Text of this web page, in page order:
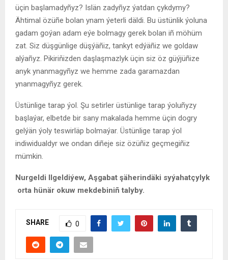
üçin başlamadyñyz? Islän zadyñyz ýatdan çykdymy?
Ähtimal özüñe bolan ynam ýeterli däldi. Bu üstünlik ýoluna
gadam goýan adam eýe bolmagy gerek bolan iñ möhüm
zat. Siz düşgünlige düşýäñiz, tankyt edýäñiz we goldaw
alýañyz. Pikiriňizden daşlaşmazlyk üçin siz öz güýjüñize
anyk ynanmagyñyz we hemme zada garamazdan
ynanmagyñyz gerek.
Üstünlige tarap ýol. Şu setirler üstünlige tarap ýoluñyzy
başlaýar, elbetde bir sany makalada hemme üçin dogry
gelýän ýoly teswirläp bolmaýar. Üstünlige tarap ýol
indiwidualdyr we ondan diñeje siz özüñiz geçmegiñiz
mümkin.
Nurgeldi Ilgeldiýew, Aşgabat şäherindäki syýahatçylyk
orta hünär okuw mekdebiniñ talyby.
SHARE 0